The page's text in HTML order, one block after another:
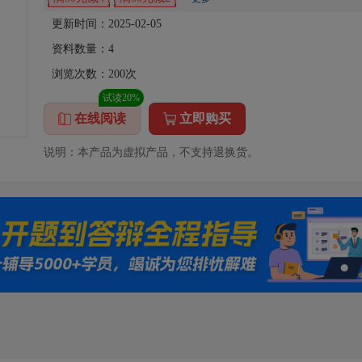
更新时间：2025-02-05
资料数量： 4
浏览次数： 200次
在线阅读
试读20%
立即购买
说明：本产品为虚拟产品，不支持退换货。